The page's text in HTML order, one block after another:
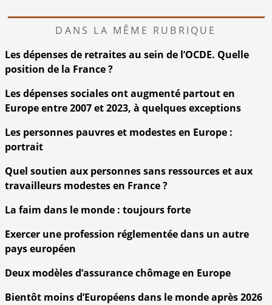
DANS LA MÊME RUBRIQUE
Les dépenses de retraites au sein de l’OCDE. Quelle
position de la France ?
Les dépenses sociales ont augmenté partout en
Europe entre 2007 et 2023, à quelques exceptions
Les personnes pauvres et modestes en Europe :
portrait
Quel soutien aux personnes sans ressources et aux
travailleurs modestes en France ?
La faim dans le monde : toujours forte
Exercer une profession réglementée dans un autre
pays européen
Deux modèles d’assurance chômage en Europe
Bientôt moins d’Européens dans le monde après 2026